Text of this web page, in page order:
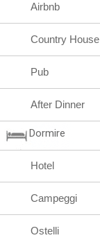
Airbnb
Country House
Pub
After Dinner
Dormire
Hotel
Campeggi
Ostelli